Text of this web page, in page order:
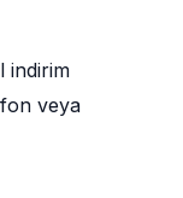
indirim
veya